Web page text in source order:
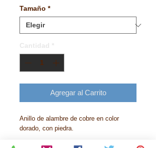
Tamaño *
Agregar al Carrito
Anillo de alambre de cobre en color
dorado, con piedra.